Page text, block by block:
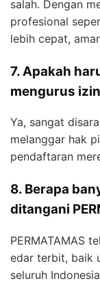
salah. Dengan
profesional
lebih cepat,
7. Apakah
mengurus
Ya, sangat
melanggar hak
pendaftaran
8. Berapa
ditangani
PERMATAMAS
edar terbit, baik
seluruh